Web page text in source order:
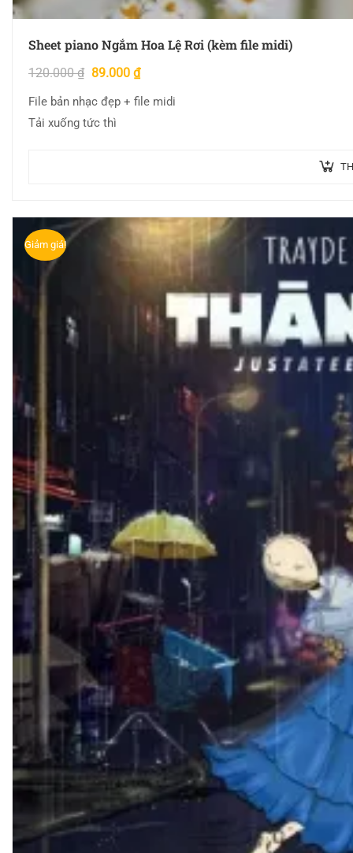
Sheet piano Ngắm Hoa Lệ Rơi (kèm file midi)
120.000₫ 89.000 ₫
File bản nhạc đẹp + file midi
Tải xuống tức thì
Giảm giá!